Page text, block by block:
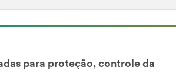
para proteção, controle da